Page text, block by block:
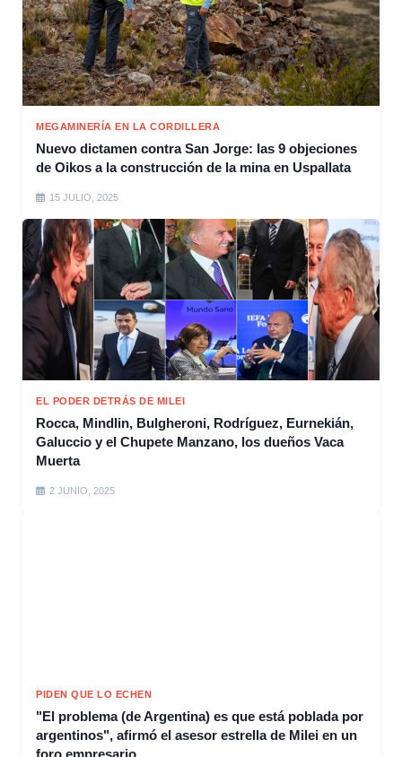
MEGAMINERÍA EN LA CORDILLERA
Nuevo dictamen contra San Jorge: las 9 objeciones
de Oikos a la construcción de la mina en Uspallata
15 JULIO, 2025
EL PODER DETRÁS DE MILEI
Rocca, Mindlin, Bulgheroni, Rodríguez, Eurnekián,
Galuccio y el Chupete Manzano, los dueños Vaca
Muerta
2 JUNIO, 2025
PIDEN QUE LO ECHEN
"El problema (de Argentina) es que está poblada por
argentinos", afirmó el asesor estrella de Milei en un